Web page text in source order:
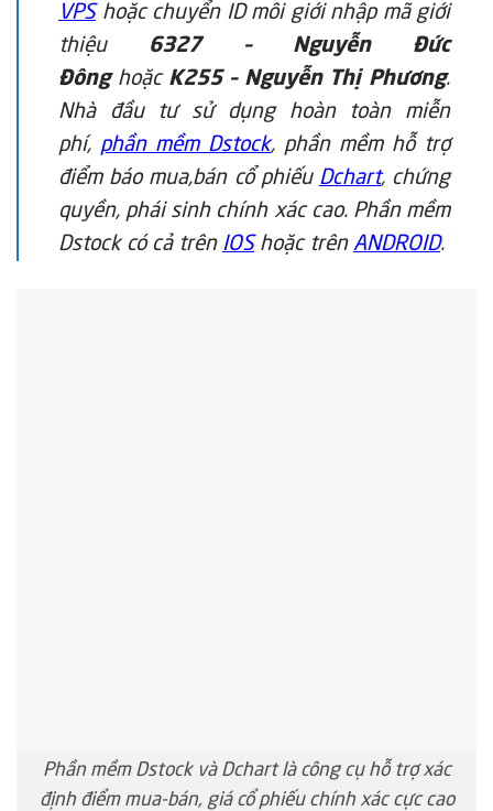
VPShoặc chuyển ID môi giới nhập mã giới
thiệu 6327 – Nguyễn Đức
Đônghoặc K255 – Nguyễn Thị Phương.
Nhà đầu tư sử dụng hoàn toàn miễn
phí, phần mềm Dstock, phần mềm hỗ trợ
điểm báo mua,bán cổ phiếu Dchart, chứng
quyền, phái sinh chính xác cao. Phần mềm
Dstock có cả trên IOShoặc trên ANDROID.
Phần mềm Dstock và Dchart là công cụ hỗ trợ xác
định điểm mua-bán, giá cổ phiếu chính xác cực cao